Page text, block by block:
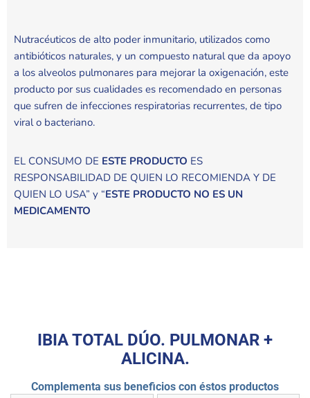
Nutracéuticos de alto poder inmunitario, utilizados como
antibióticos naturales, y un compuesto natural que da apoyo
a los alveolos pulmonares para mejorar la oxigenación, este
producto por sus cualidades es recomendado en personas
que sufren de infecciones respiratorias recurrentes, de tipo
viral o bacteriano.
EL CONSUMO DE ESTE PRODUCTO ES
RESPONSABILIDAD DE QUIEN LO RECOMIENDA Y DE
QUIEN LO USA” y “ESTE PRODUCTO NO ES UN
MEDICAMENTO
IBIA TOTAL DÚO. PULMONAR +
ALICINA.
Complementa sus beneficios con éstos productos